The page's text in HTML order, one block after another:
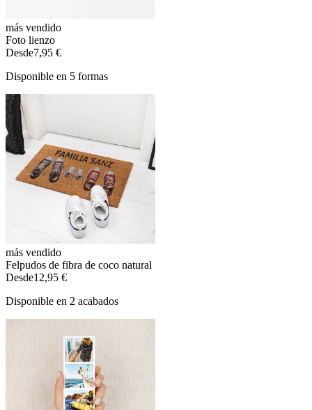
más vendido
Foto lienzo
Desde7,95 €
Disponible en 5 formas
más vendido
Felpudos de fibra de coco natural
Desde12,95 €
Disponible en 2 acabados